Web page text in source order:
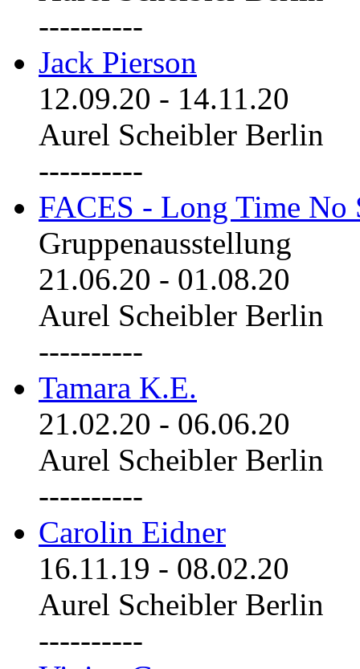
----------
Jack Pierson
12.09.20 - 14.11.20
Aurel Scheibler Berlin
----------
FACES - Long Time No
Gruppenausstellung
21.06.20 - 01.08.20
Aurel Scheibler Berlin
----------
Tamara K.E.
21.02.20 - 06.06.20
Aurel Scheibler Berlin
----------
Carolin Eidner
16.11.19 - 08.02.20
Aurel Scheibler Berlin
----------